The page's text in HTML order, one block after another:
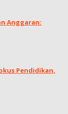
Anggaran:
Pendidikan,